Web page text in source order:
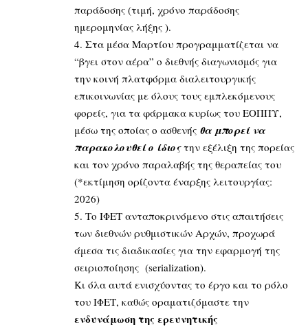
παράδοσης (τιμή, χρόνο παράδοσης
ημερομηνίας λήξης ).
4. Στα μέσα Μαρτίου προγραμματίζεται να
“βγει στον αέρα” ο διεθνής διαγωνισμός για
την κοινή πλατφόρμα διαλειτουργικής
επικοινωνίας με όλους τους εμπλεκόμενους
φορείς, για τα φάρμακα κυρίως του ΕΟΠΠΥ,
μέσω της οποίας ο ασθενής θα μπορεί να
παρακολουθεί ο ίδιοςτην εξέλιξη της πορείας
και τον χρόνο παραλαβής της θεραπείας του
(*εκτίμηση ορίζοντα έναρξης λειτουργίας:
2026)
5. Το ΙΦΕΤ ανταποκρινόμενο στις απαιτήσεις
των διεθνών ρυθμιστικών Αρχών, προχωρά
άμεσα τις διαδικασίες για την εφαρμογή της
σειριοποίησης (serialization).
Κι όλα αυτά ενισχύοντας το έργο και το ρόλο
του ΙΦΕΤ, καθώς οραματιζόμαστε την
ενδυνάμωση της ερευνητικής